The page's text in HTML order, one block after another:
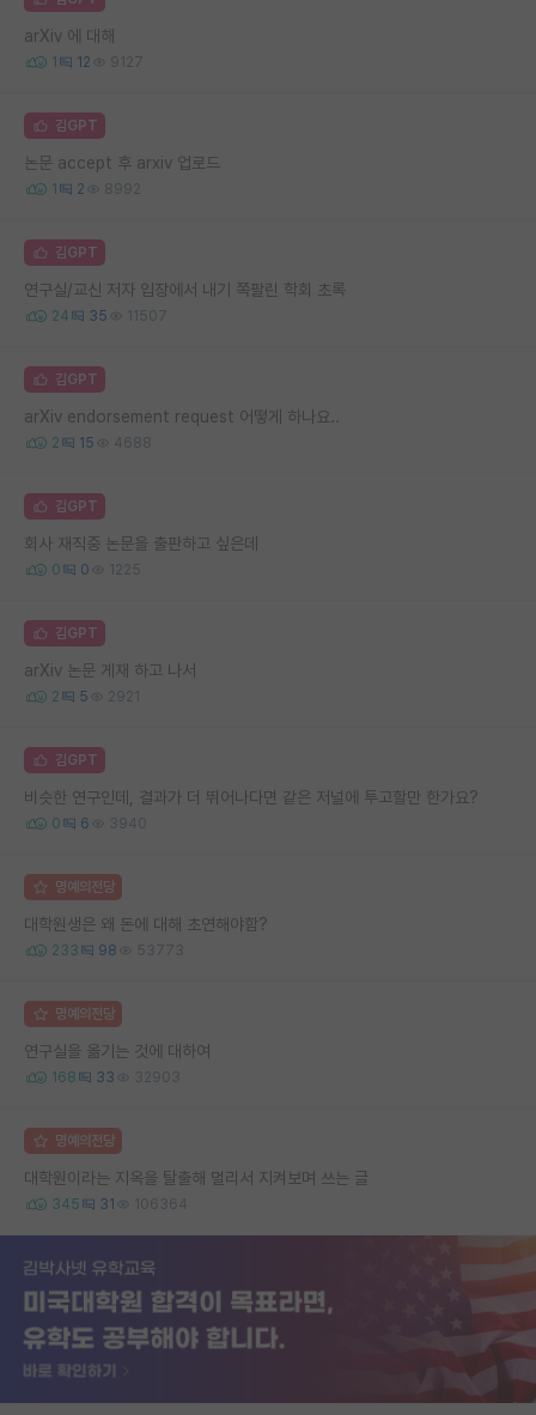
arXiv 에 대해
1 12 9127
김GPT
논문 accept 후 arxiv 업로드
1 2 8992
김GPT
연구실/교신 저자 입장에서 내기 쪽팔린 학회 초록
24 35 11507
김GPT
arXiv endorsement request 어떻게 하나요..
2 15 4688
김GPT
회사 재직중 논문을 출판하고 싶은데
0 0 1225
김GPT
arXiv 논문 게재 하고 나서
2 5 2921
김GPT
비슷한 연구인데, 결과가 더 뛰어나다면 같은 저널에 투고할만 한가요?
0 6 3940
명예의전당
대학원생은 왜 돈에 대해 초연해야함?
233 98 53773
명예의전당
연구실을 옮기는 것에 대하여
168 33 32903
명예의전당
대학원이라는 지옥을 탈출해 멀리서 지켜보며 쓰는 글
345 31 106364